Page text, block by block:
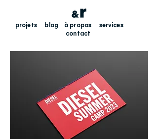
à propos
services
contact
projets blog